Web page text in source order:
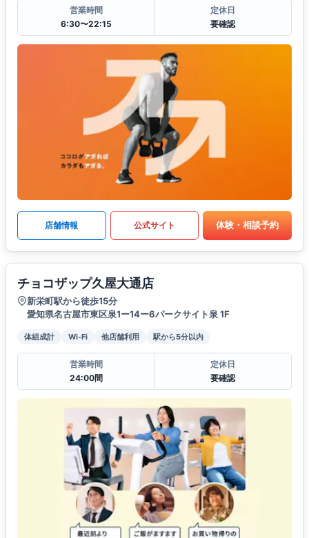
営業時間
6:30〜22:15
定休日
要確認
店舗情報 公式サイト 体験・相談予約
チョコザップ久屋大通店
新栄町駅から徒歩15分
愛知県名古屋市東区泉1ー14ー6パークサイト泉 1F
体組成計 Wi-Fi 他店舗利用 駅から5分以内
営業時間
24:00間
定休日
要確認